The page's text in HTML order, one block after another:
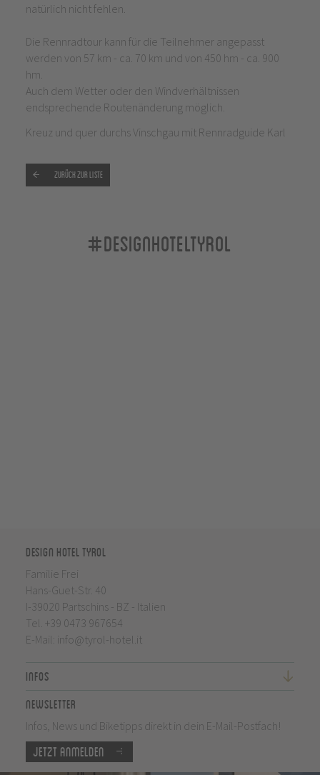
natürlich nicht fehlen.
Die Rennradtour kann für die Teilnehmer angepasst
werden von 57 km - ca. 70 km und von 450 hm - ca. 900
hm.
Auch dem Wetter oder den Windverhältnissen
endsprechende Routenänderung möglich.
Kreuz und quer durchs Vinschgau mit Rennradguide Karl
Zurück zur Liste
#designhoteltyrol
Design Hotel Tyrol
Familie Frei
Hans-Guet-Str. 40
I-39020 Partschins - BZ - Italien
Tel. +39 0473 967654
E-Mail: info@tyrol-hotel.it
Infos
Newsletter
Infos, News und Biketipps direkt in dein E-Mail-Postfach!
Jetzt anmelden